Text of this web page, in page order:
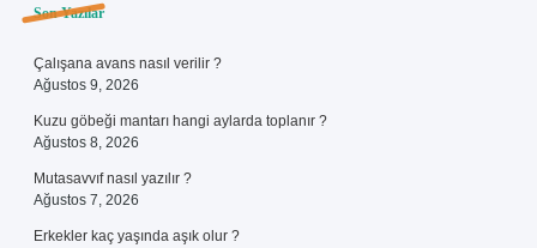
Sidebar
Son Yazılar
Çalışana avans nasıl verilir ?
Ağustos 9, 2026
Kuzu göbeği mantarı hangi aylarda toplanır ?
Ağustos 8, 2026
Mutasavvıf nasıl yazılır ?
Ağustos 7, 2026
Erkekler kaç yaşında aşık olur ?